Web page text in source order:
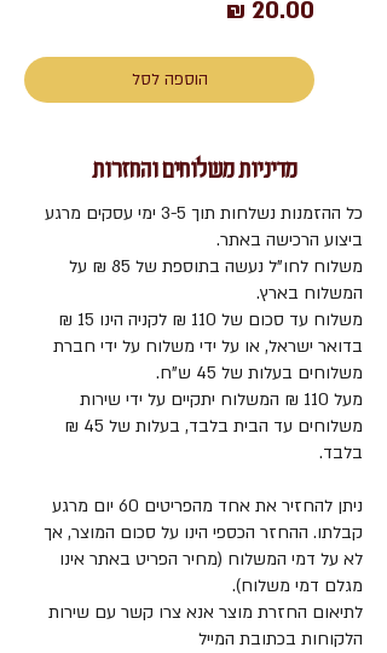
הוספה לסל
מדיניות משלוחים והחזרות
כל ההזמנות נשלחות תוך 3-5 ימי עסקים מרגע
ביצוע הרכישה באתר.
משלוח לחו"ל נעשה בתוספת של 85 ₪ על
המשלוח בארץ.
משלוח עד סכום של 110 ₪ לקניה הינו 15 ₪
בדואר ישראל, או על ידי משלוח על ידי חברת
משלוחים בעלות של 45 ש"ח.
מעל 110 ₪ המשלוח יתקיים על ידי שירות
משלוחים עד הבית בלבד, בעלות של 45 ₪
בלבד.
ניתן להחזיר את אחד מהפריטים 60 יום מרגע
קבלתו. ההחזר הכספי הינו על סכום המוצר, אך
לא על דמי המשלוח (מחיר הפריט באתר אינו
מגלם דמי משלוח).
לתיאום החזרת מוצר אנא צרו קשר עם שירות
הלקוחות בכתובת המייל